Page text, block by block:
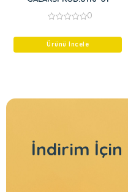
of
0
Ürünü İncele
İndirim İçin